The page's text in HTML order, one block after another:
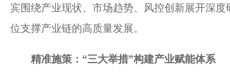
宾围绕产业现状、市场趋势、风控创新展开深
位支撑产业链的高质量发展。
精准施策：“三大举措”构建产业赋能体系